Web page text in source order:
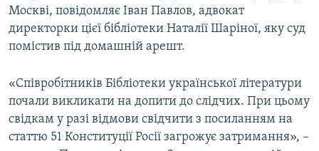
Усі сайти RFE/RL
Москві, повідомляє Іван Павлов, адвокат
директорки цієї бібліотеки Наталії Шаріної, яку суд
помістив під домашній арешт.
«Співробітників Бібліотеки української літератури
почали викликати на допити до слідчих. При цьому
свідкам у разі відмови свідчити з посиланням на
статтю 51 Конституції Росії загрожує затримання», –